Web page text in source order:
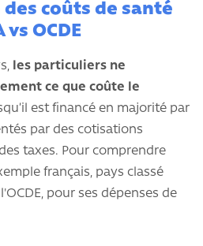
coûts de santé
vs OCDE
les particuliers ne
ce que coûte le
est financé en majorité par
par des cotisations
taxes. Pour comprendre
français, pays classé
pour ses dépenses de